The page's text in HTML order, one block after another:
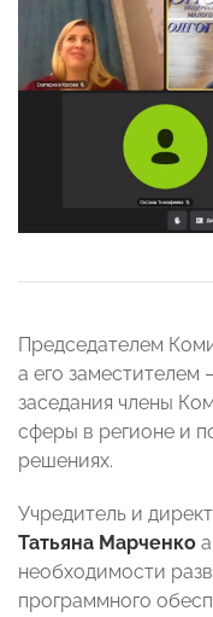
Председателем
а его заместителем
заседания члены
сферы в регионе и
решениях.
Учредитель и
Татьяна Марченко
необходимости
программного